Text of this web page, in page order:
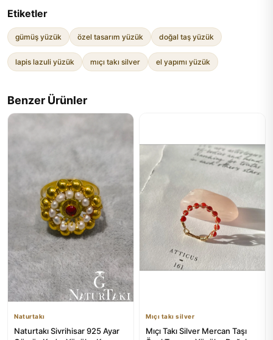
Etiketler
gümüş yüzük özel tasarım yüzük doğal taş yüzük
lapis lazuli yüzük mıçı takı silver el yapımı yüzük
Benzer Ürünler
Naturtakı
Naturtakı Sivrihisar 925 Ayar
Mıçı takı silver
Mıçı Takı Silver Mercan Taşı